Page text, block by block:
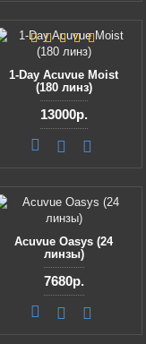
1-Day Acuvue Moist
(180 линз)
13000р.
Acuvue Oasys (24
линзы)
7680р.